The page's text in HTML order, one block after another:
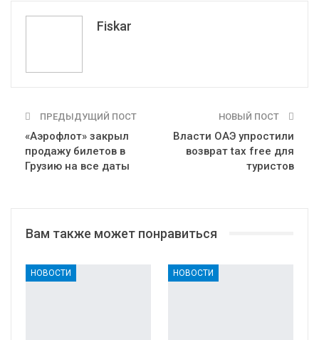
Fiskar
ПРЕДЫДУЩИЙ ПОСТ
«Аэрофлот» закрыл
продажу билетов в
Грузию на все даты
НОВЫЙ ПОСТ
Власти ОАЭ упростили
возврат tax free для
туристов
Вам также может понравиться
НОВОСТИ НОВОСТИ